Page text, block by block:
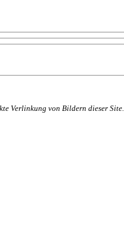
Verlinkung von Bildern dieser Site.